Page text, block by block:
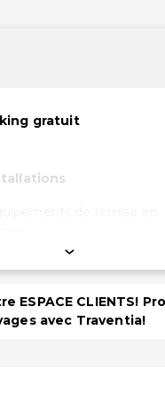
gratuit
aéroport (payante)
ESPACE CLIENTS!
avec Traventia!